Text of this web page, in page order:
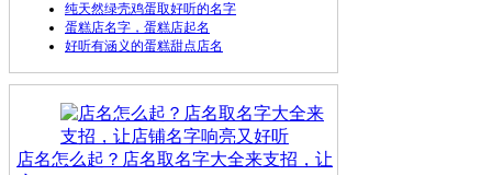
纯天然绿壳鸡蛋取好听的名字
蛋糕店名字，蛋糕店起名
好听有涵义的蛋糕甜点店名
店名怎么起？店名取名字大全来支招，让